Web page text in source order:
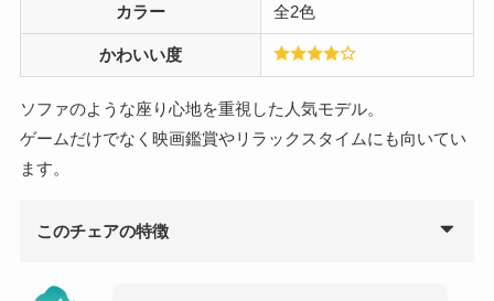
カラー 全2色
かわいい度
ソファのような座り心地を重視した人気モデル。
ゲームだけでなく映画鑑賞やリラックスタイムにも向いてい
ます。
このチェアの特徴